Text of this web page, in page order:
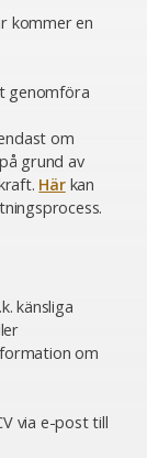
kommer en
genomföra
om
grund av
Härkan
känsliga
om
via e-post till